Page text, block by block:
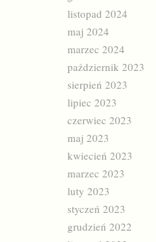
listopad 2024
maj 2024
marzec 2024
październik 2023
sierpień 2023
lipiec 2023
czerwiec 2023
maj 2023
kwiecień 2023
marzec 2023
luty 2023
styczeń 2023
grudzień 2022